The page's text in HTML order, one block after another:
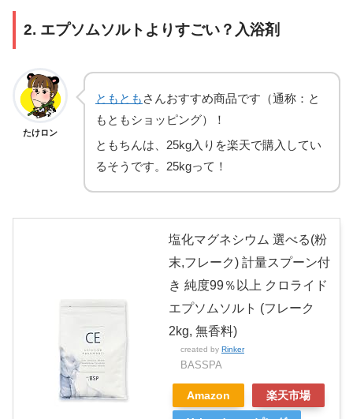
2. エプソムソルトよりすごい？入浴剤
たけロン
ともとも さんおすすめ商品です（通称：と
もともショッピング）！
ともちんは、25kg入りを楽天で購入してい
るそうです。25kgって！
塩化マグネシウム 選べる(粉
末,フレーク) 計量スプーン付
き 純度99％以上 クロライド
エプソムソルト (フレーク
2kg, 無香料)
created by Rinker
BASSPA
Amazon 楽天市場